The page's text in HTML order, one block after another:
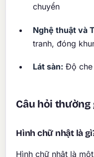
chuyển
Nghệ thuật và
tranh, đóng
Lát sàn: Độ che
Câu hỏi thường
Hình chữ nhật là
Hình chữ nhật là